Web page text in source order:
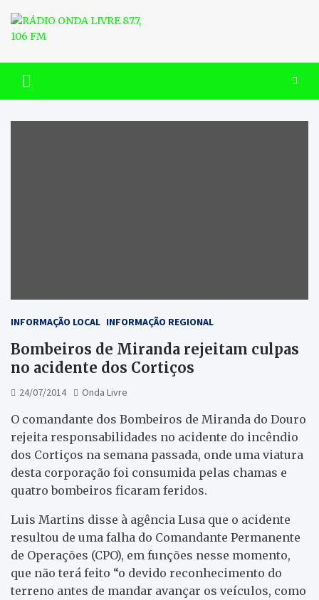
content
RÁDIO ONDA LIVRE 87.7, 106
FM
INFORMAÇÃO LOCAL INFORMAÇÃO REGIONAL
Bombeiros de Miranda rejeitam culpas
no acidente dos Cortiços
24/07/2014 Onda Livre
O comandante dos Bombeiros de Miranda do Douro
rejeita responsabilidades no acidente do incêndio
dos Cortiços na semana passada, onde uma viatura
desta corporação foi consumida pelas chamas e
quatro bombeiros ficaram feridos.
Luis Martins disse à agência Lusa que o acidente
resultou de uma falha do Comandante Permanente
de Operações (CPO), em funções nesse momento,
que não terá feito “o devido reconhecimento do
terreno antes de mandar avançar os veículos, como